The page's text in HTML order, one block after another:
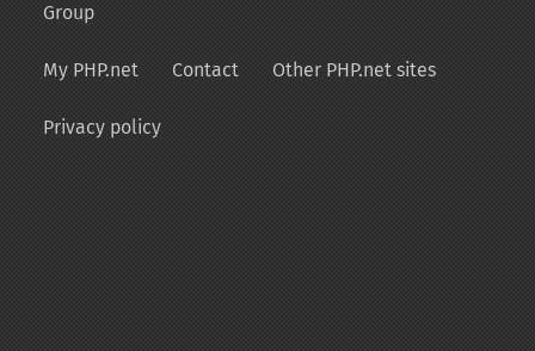
Group
My PHP.net Contact Other PHP.net sites
Privacy policy